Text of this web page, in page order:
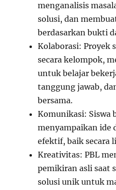
menganalisis
solusi, dan
berdasarkan bukti
Kolaborasi: Proyek
secara kelompok,
untuk belajar
tanggung jawab,
bersama.
Komunikasi: Siswa
menyampaikan ide
efektif, baik secara
Kreativitas: PBL
pemikiran asli saat
solusi unik untuk